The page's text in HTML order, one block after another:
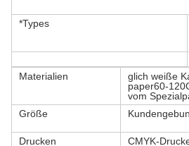
*Types
Materialien
glich weiße
paper60-
vom
Größe
Drucken CMYK-